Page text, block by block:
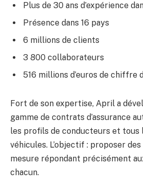
Plus de 30 ans d’expérience
Présence dans 16 pays
6 millions de clients
3 800 collaborateurs
516 millions d’euros de chiffre
Fort de son expertise, April a
gamme de contrats d’assurance
les profils de conducteurs et tous
véhicules. L’objectif : proposer
mesure répondant précisément
chacun.